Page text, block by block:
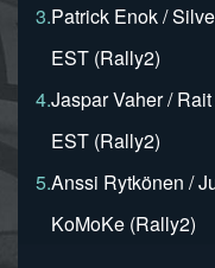
3.Patrick Enok /
EST (Rally2)
4.Jaspar Vaher /
EST (Rally2)
5.Anssi Rytkönen /
KoMoKe (Rally2)